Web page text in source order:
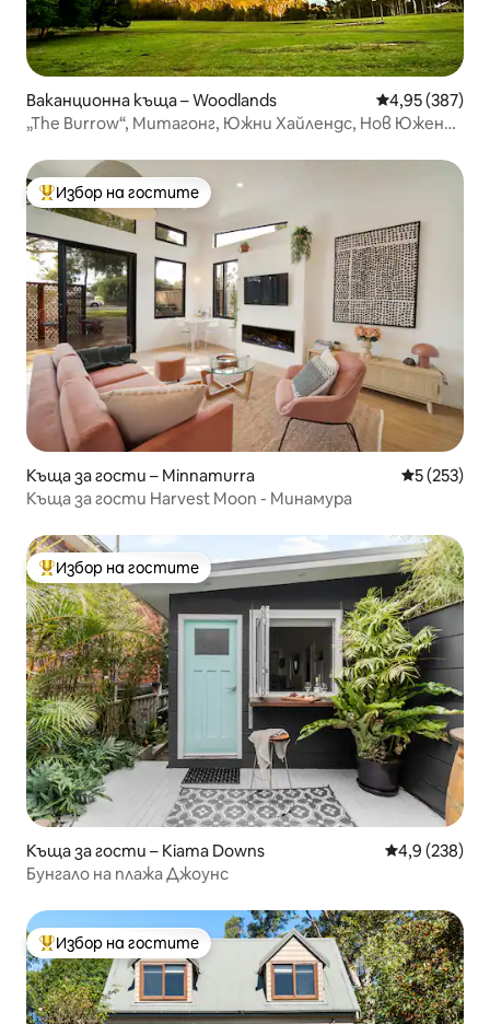
Ваканционна къща – Woodlands Средна
4,95 (387)
„The Burrow“, Митагонг, Южни Хайлендс, Нов Южен
Най-популярен избор на гостите
Избор на гостите
Къща за гости – Minnamurra Средна
5 (253)
Къща за гости Harvest Moon - Минамура
Най-популярен избор на гостите
Избор на гостите
Къща за гости – Kiama Downs Средна
4,9 (238)
Бунгало на плажа Джоунс
Най-популярен избор на гостите
Избор на гостите